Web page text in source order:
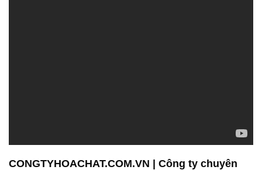
CONGTYHOACHAT.COM.VN | Công ty chuyên